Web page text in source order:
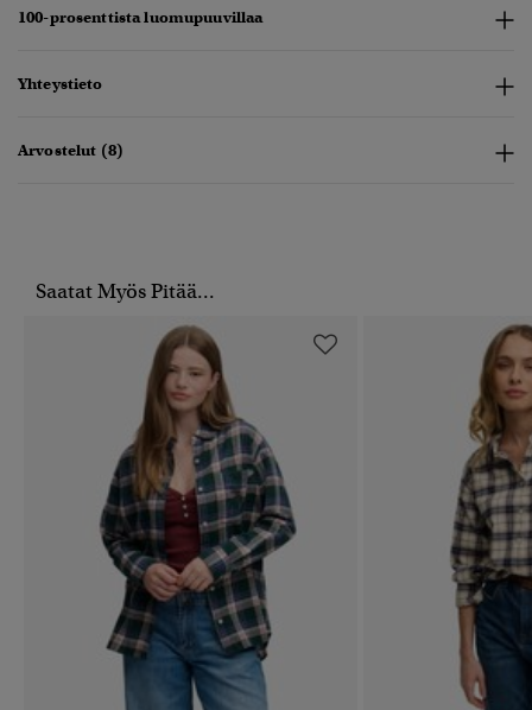
100-prosenttista luomupuuvillaa
Yhteystieto
Arvostelut (8)
Saatat Myös Pitää...